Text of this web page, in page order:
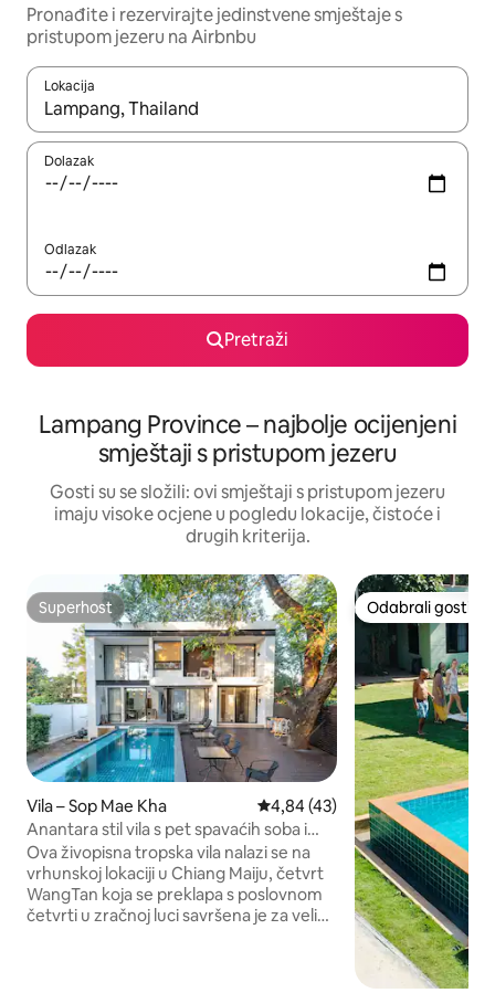
Pronađite i rezervirajte jedinstvene smještaje s
pristupom jezeru na Airbnbu
Lokacija
Kada budu dostupni rezultati, moći ćete ih pregledati
Dolazak
Odlazak
Pretraži
Lampang Province – najbolje ocijenjeni
smještaji s pristupom jezeru
Gosti su se složili: ovi smještaji s pristupom jezeru
imaju visoke ocjene u pogledu lokacije, čistoće i
drugih kriterija.
Superhost
Superhost
Vila – Sop Mae Kha Prosječna ocjena: 4,84/5,
4,84 (43)
Anantara stil vila s pet spavaćih soba i
velikim bazenom / popularan pogled /
blizu grada / kineski batler / privatni
pogled na jezero / rezervacija za tri dana
prije dolaska i odlaska.
Ova živopisna tropska vila nalazi se na
vrhunskoj lokaciji u Chiang Maiju, četvrt
WangTan koja se preklapa s poslovnom
četvrti u zračnoj luci savršena je za velike
Odabrali gosti
Odabrali gosti